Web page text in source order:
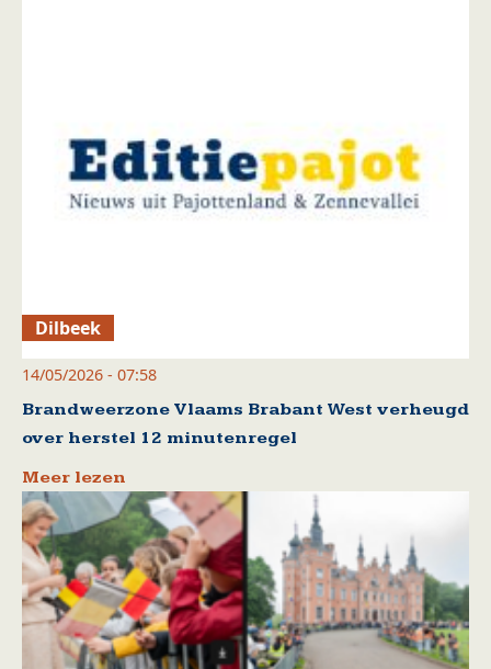
Dilbeek
14/05/2026 - 07:58
Brandweerzone Vlaams Brabant West verheugd
over herstel 12 minutenregel
Meer lezen